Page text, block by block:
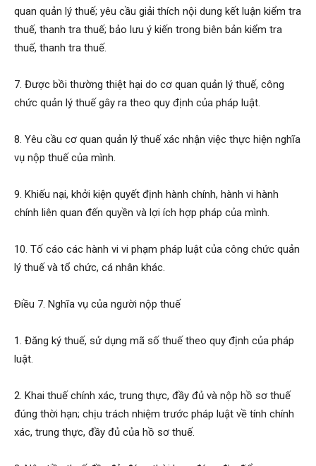
quan quản lý thuế; yêu cầu giải thích nội dung kết luận kiểm tra
thuế, thanh tra thuế; bảo lưu ý kiến trong biên bản kiểm tra
thuế, thanh tra thuế.
7. Được bồi thường thiệt hại do cơ quan quản lý thuế, công
chức quản lý thuế gây ra theo quy định của pháp luật.
8. Yêu cầu cơ quan quản lý thuế xác nhận việc thực hiện nghĩa
vụ nộp thuế của mình.
9. Khiếu nại, khởi kiện quyết định hành chính, hành vi hành
chính liên quan đến quyền và lợi ích hợp pháp của mình.
10. Tố cáo các hành vi vi phạm pháp luật của công chức quản
lý thuế và tổ chức, cá nhân khác.
Điều 7. Nghĩa vụ của người nộp thuế
1. Đăng ký thuế, sử dụng mã số thuế theo quy định của pháp
luật.
2. Khai thuế chính xác, trung thực, đầy đủ và nộp hồ sơ thuế
đúng thời hạn; chịu trách nhiệm trước pháp luật về tính chính
xác, trung thực, đầy đủ của hồ sơ thuế.